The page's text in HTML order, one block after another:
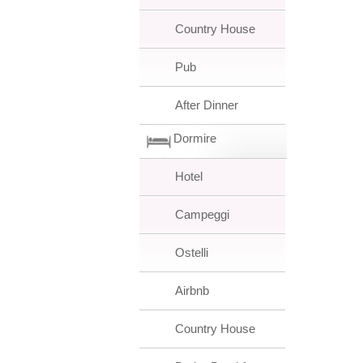
Country House
Pub
After Dinner
Dormire
Hotel
Campeggi
Ostelli
Airbnb
Country House